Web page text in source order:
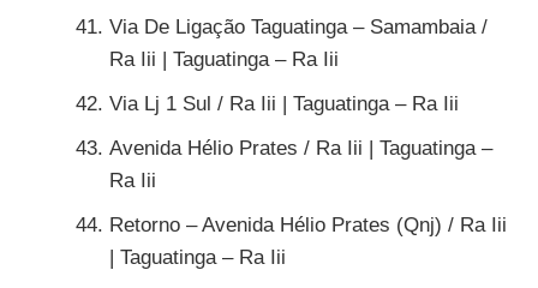
Via De Ligação Taguatinga – Samambaia /
Ra Iii | Taguatinga – Ra Iii
Via Lj 1 Sul / Ra Iii | Taguatinga – Ra Iii
Avenida Hélio Prates / Ra Iii | Taguatinga –
Ra Iii
Retorno – Avenida Hélio Prates (Qnj) / Ra Iii
| Taguatinga – Ra Iii